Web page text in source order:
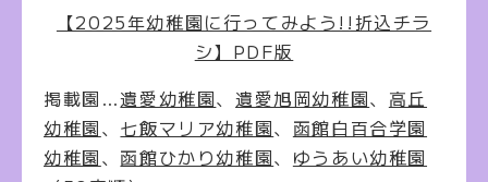
【2025年幼稚園に行ってみよう!!折込チラ
シ】PDF版
掲載園…遺愛幼稚園、遺愛旭岡幼稚園、 高丘
幼稚園、 七飯マリア幼稚園、 函館白百合学園
幼稚園、 函館ひかり幼稚園、 ゆうあい幼稚園